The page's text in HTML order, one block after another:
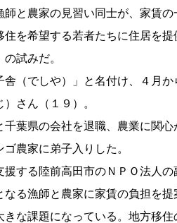
と農家の見習い同士が、家賃
を希望する若者たちに住居を
試みだ。
（でしや）」と名付け、４月
さん（１９）。
葉県の会社を退職、農業に関
農家に弟子入りした。
する陸前高田市のＮＰＯ法人
る漁師と農家に家賃の負担を提
な課題になっている。地方移